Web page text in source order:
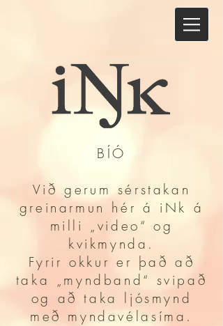
BÍÓ
Við gerum sérstakan
greinarmun hér á iNk á
milli „video“ og
kvikmynda.
Fyrir okkur er það að
taka „myndband“ svipað
og að taka ljósmynd
með myndavélasíma.